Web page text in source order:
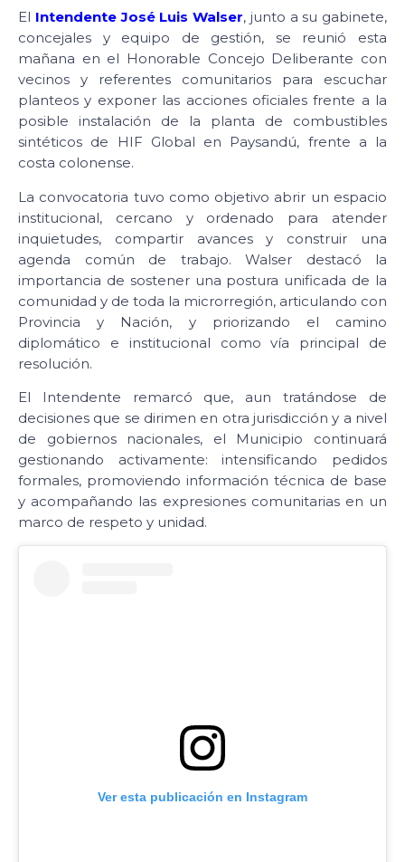
El Intendente José Luis Walser, junto a su gabinete,
concejales y equipo de gestión, se reunió esta
mañana en el Honorable Concejo Deliberante con
vecinos y referentes comunitarios para escuchar
planteos y exponer las acciones oficiales frente a la
posible instalación de la planta de combustibles
sintéticos de HIF Global en Paysandú, frente a la
costa colonense.
La convocatoria tuvo como objetivo abrir un espacio
institucional, cercano y ordenado para atender
inquietudes, compartir avances y construir una
agenda común de trabajo. Walser destacó la
importancia de sostener una postura unificada de la
comunidad y de toda la microrregión, articulando con
Provincia y Nación, y priorizando el camino
diplomático e institucional como vía principal de
resolución.
El Intendente remarcó que, aun tratándose de
decisiones que se dirimen en otra jurisdicción y a nivel
de gobiernos nacionales, el Municipio continuará
gestionando activamente: intensificando pedidos
formales, promoviendo información técnica de base
y acompañando las expresiones comunitarias en un
marco de respeto y unidad.
Ver esta publicación en Instagram